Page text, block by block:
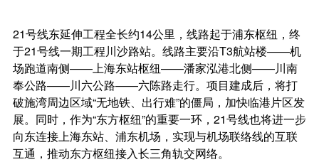
21号线东延伸工程全长约14公里，线路起于浦东枢纽，终
于21号线一期工程川沙路站。线路主要沿T3航站楼——机
场跑道南侧——上海东站枢纽——潘家泓港北侧——川南
奉公路——川六公路——六陈路走行。项目建成后，将打
破施湾周边区域“无地铁、出行难”的僵局，加快临港片区发
展。同时，作为“东方枢纽”的重要一环，21号线也将进一步
向东连接上海东站、浦东机场，实现与机场联络线的互联
互通，推动东方枢纽接入长三角轨交网络。